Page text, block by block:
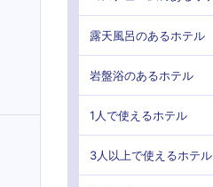
露天風呂のあるホテル
岩盤浴のあるホテル
1人で使えるホテル
3人以上で使えるホテル